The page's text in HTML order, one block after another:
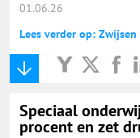
01.06.26
Lees verder op: Zwijsen
Speciaal
procent en zet